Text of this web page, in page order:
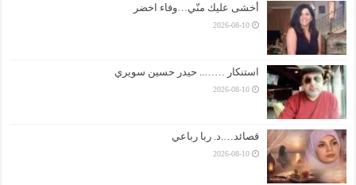
أخشى عليك منّي…وفاء اخضر
2026-08-10
استنكار …….. حيدر حسين سويري
2026-08-10
قصائد….د. ربا رباعي
2026-08-10